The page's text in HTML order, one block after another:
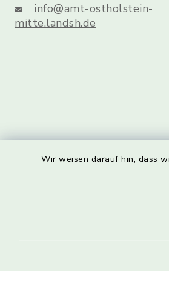
Wir weisen darauf hin, dass
info@amt-ostholstein-
mitte.landsh.de